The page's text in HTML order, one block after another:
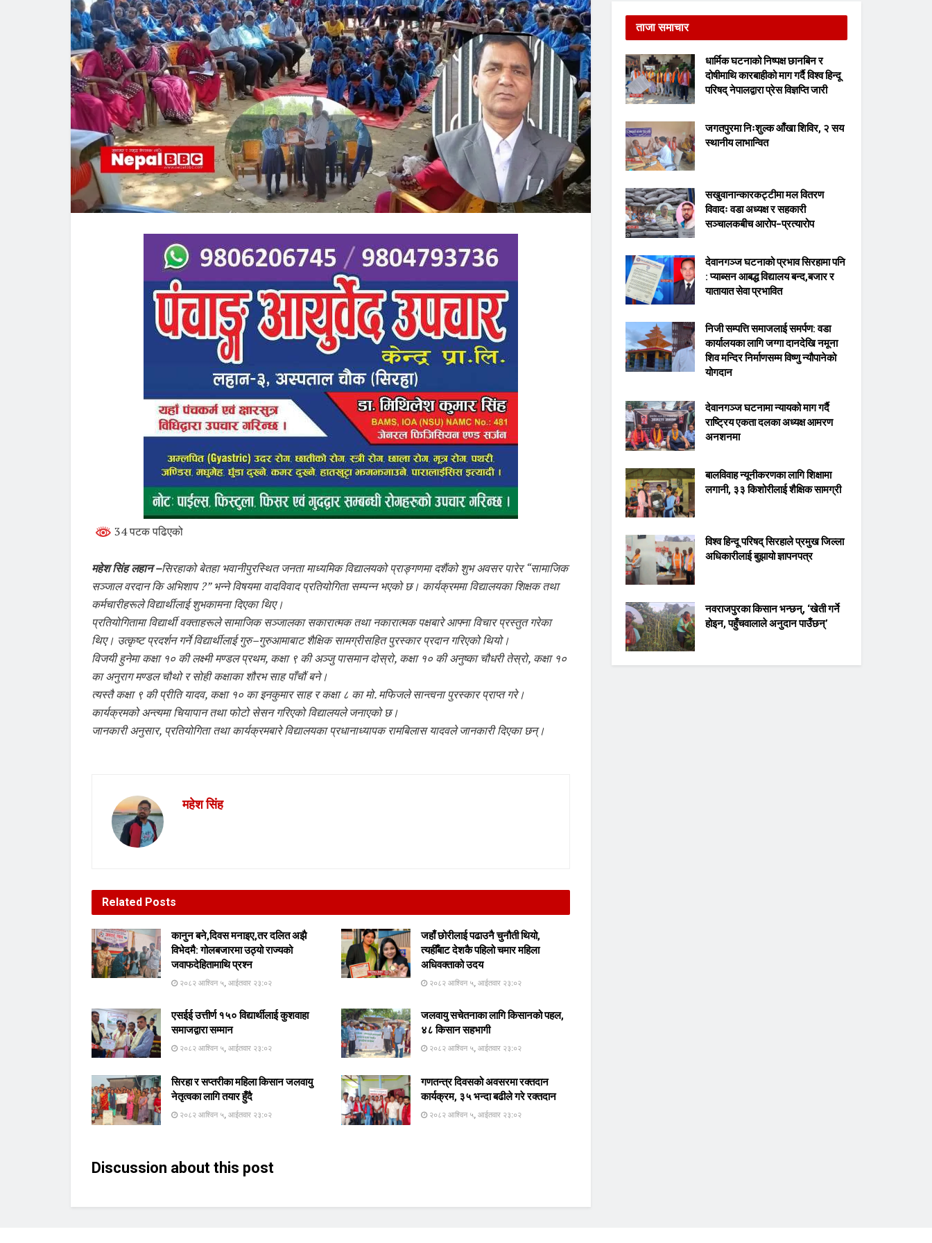
34 पटक पढिएको
महेश सिंह लहान –सिरहाको बेतहा भवानीपुरस्थित जनता माध्यमिक विद्यालयको प्राङ्गणमा दशैंको शुभ अवसर पारेर “सामाजिक
सञ्जाल वरदान कि अभिशाप ?” भन्ने विषयमा वादविवाद प्रतियोगिता सम्पन्न भएको छ। कार्यक्रममा विद्यालयका शिक्षक तथा
कर्मचारीहरूले विद्यार्थीलाई शुभकामना दिएका थिए।
प्रतियोगितामा विद्यार्थी वक्ताहरूले सामाजिक सञ्जालका सकारात्मक तथा नकारात्मक पक्षबारे आफ्ना विचार प्रस्तुत गरेका
थिए। उत्कृष्ट प्रदर्शन गर्ने विद्यार्थीलाई गुरु–गुरुआमाबाट शैक्षिक सामग्रीसहित पुरस्कार प्रदान गरिएको थियो।
विजयी हुनेमा कक्षा १० की लक्ष्मी मण्डल प्रथम, कक्षा ९ की अञ्जु पासमान दोस्रो, कक्षा १० की अनुष्का चौधरी तेस्रो, कक्षा १०
का अनुराग मण्डल चौथो र सोही कक्षाका शौरभ साह पाँचौं बने।
त्यस्तै कक्षा ९ की प्रीति यादव, कक्षा १० का इनकुमार साह र कक्षा ८ का मो. मफिजले सान्त्वना पुरस्कार प्राप्त गरे।
कार्यक्रमको अन्त्यमा चियापान तथा फोटो सेसन गरिएको विद्यालयले जनाएको छ।
जानकारी अनुसार, प्रतियोगिता तथा कार्यक्रमबारे विद्यालयका प्रधानाध्यापक रामबिलास यादवले जानकारी दिएका छन्।
महेश सिंह
Related Posts
कानुन बने,दिवस मनाइए,तर दलित अझै
विभेदमै: गोलबजारमा उठ्यो राज्यको
जवाफदेहितामाथि प्रश्न
२०८२ आश्विन ५, आईतवार २३:०२
जहाँ छोरीलाई पढाउनै चुनौती थियो,
त्यहीँबाट देशकै पहिलो चमार महिला
अधिवक्ताको उदय
२०८२ आश्विन ५, आईतवार २३:०२
एसईई उत्तीर्ण १५० विद्यार्थीलाई कुशवाहा
समाजद्वारा सम्मान
२०८२ आश्विन ५, आईतवार २३:०२
जलवायु सचेतनाका लागि किसानको पहल,
४८ किसान सहभागी
२०८२ आश्विन ५, आईतवार २३:०२
सिरहा र सप्तरीका महिला किसान जलवायु
नेतृत्वका लागि तयार हुँदै
२०८२ आश्विन ५, आईतवार २३:०२
गणतन्त्र दिवसको अवसरमा रक्तदान
कार्यक्रम, ३५ भन्दा बढीले गरे रक्तदान
२०८२ आश्विन ५, आईतवार २३:०२
Discussion about this post
ताजा समाचार
धार्मिक घटनाको निष्पक्ष छानबिन र
दोषीमाथि कारबाहीको माग गर्दै विश्व हिन्दू
परिषद् नेपालद्वारा प्रेस विज्ञप्ति जारी
जगतपुरमा निःशुल्क आँखा शिविर, २ सय
स्थानीय लाभान्वित
सखुवानान्कारकट्टीमा मल वितरण
विवादः वडा अध्यक्ष र सहकारी
सञ्चालकबीच आरोप–प्रत्यारोप
देवानगञ्ज घटनाको प्रभाव सिरहामा पनि
: प्याब्सन आबद्ध विद्यालय बन्द,बजार र
यातायात सेवा प्रभावित
निजी सम्पत्ति समाजलाई समर्पण: वडा
कार्यालयका लागि जग्गा दानदेखि नमूना
शिव मन्दिर निर्माणसम्म विष्णु न्यौपानेको
योगदान
देवानगञ्ज घटनामा न्यायको माग गर्दै
राष्ट्रिय एकता दलका अध्यक्ष आमरण
अनशनमा
बालविवाह न्यूनीकरणका लागि शिक्षामा
लगानी, ३३ किशोरीलाई शैक्षिक सामग्री
विश्व हिन्दू परिषद् सिरहाले प्रमुख जिल्ला
अधिकारीलाई बुझायो ज्ञापनपत्र
नवराजपुरका किसान भन्छन्, ‘खेती गर्ने
होइन, पहुँचवालाले अनुदान पाउँछन्’